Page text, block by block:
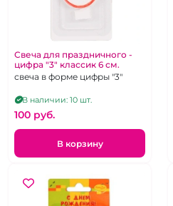
Свеча для праздничного -
цифра "3" классик 6 см.
свеча в форме цифры "3"
В наличии: 10 шт.
100 pуб.
В корзину